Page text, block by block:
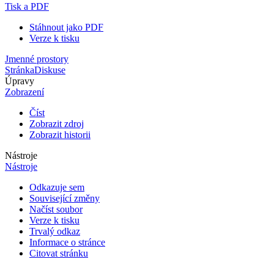
Tisk a PDF
Stáhnout jako PDF
Verze k tisku
Jmenné prostory
StránkaDiskuse
Úpravy
Zobrazení
Číst
Zobrazit zdroj
Zobrazit historii
Nástroje
Nástroje
Odkazuje sem
Související změny
Načíst soubor
Verze k tisku
Trvalý odkaz
Informace o stránce
Citovat stránku